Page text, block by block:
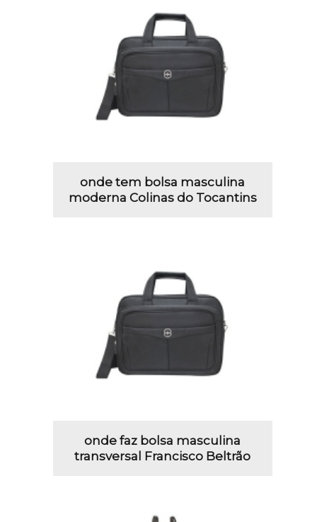
onde tem bolsa masculina
moderna Colinas do Tocantins
onde faz bolsa masculina
transversal Francisco Beltrão